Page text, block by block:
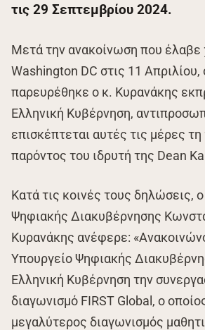
τις 29 Σεπτεμβρίου 2024.
Μετά την ανακοίνωση που
Washington DC στις 11 Απριλίου,
παρευρέθηκε ο κ. Κυρανάκης
Ελληνική Κυβέρνηση,
επισκέπτεται αυτές τις μέρες
παρόντος του ιδρυτή της Dean
Κατά τις κοινές τους δηλώσεις,
Ψηφιακής Διακυβέρνησης
Κυρανάκης ανέφερε:
Υπουργείο Ψηφιακής
Ελληνική Κυβέρνηση την
διαγωνισμό FIRST Global, ο
μεγαλύτερος διαγωνισμός